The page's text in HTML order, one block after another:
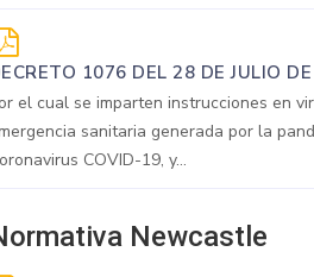
1076 DEL 28 DE JULIO
el cual se imparten instrucciones en
sanitaria generada por la
COVID-19, y...
Newcastle